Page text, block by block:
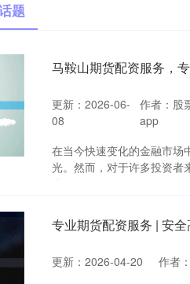
题
马鞍山期货配资服务，
更新：2026-06-
08
作者：股
app
在当今快速变化的金融市场
光。然而，对于许多投资者
专业期货配资服务 | 安
更新：2026-04-20 作者